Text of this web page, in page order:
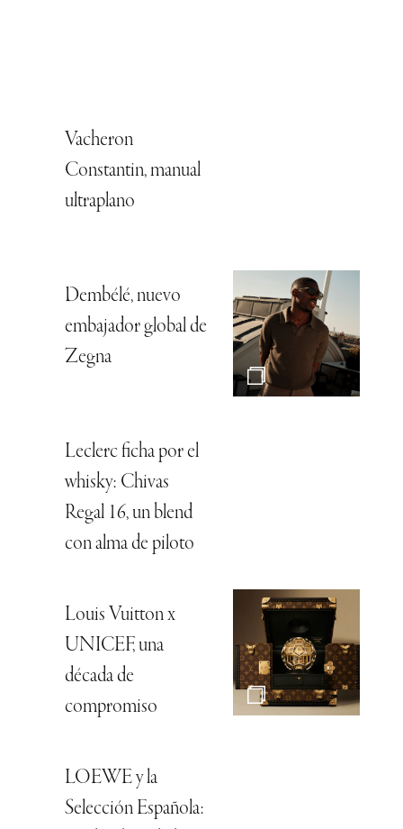
Vacheron
Constantin, manual
ultraplano
Dembélé, nuevo
embajador global de
Zegna
Leclerc ficha por el
whisky: Chivas
Regal 16, un blend
con alma de piloto
Louis Vuitton x
UNICEF, una
década de
compromiso
LOEWE y la
Selección Española: